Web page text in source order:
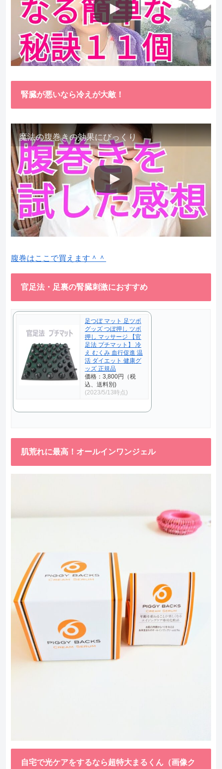
腎臓が悪いなら冷えが大敵！
魔法の腹巻きの効果にびっくり
腹巻はここで買えます＾＾
官足法・足裏の腎臓刺激におすすめ
足つぼ マット 足ツボ
グッズ つぼ押し ツボ
押し マッサージ 【官
足法 プチマット】 冷
え むくみ 血行促進 温
活 ダイエット 健康グ
ッズ 正規品
価格：3,800円（税
込、送料別)
(2023/5/13時点)
肌荒れに最高！オールインワンジェル
自宅で光ケアをするなら超特大まるくん（画像ク